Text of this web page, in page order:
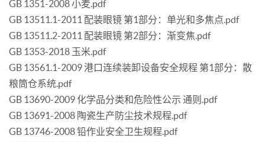
GB 1351-2008 小麦.pdf
GB 13511.1-2011 配装眼镜 第1部分：单光和多焦点.pdf
GB 13511.2-2011 配装眼镜 第2部分：渐变焦.pdf
GB 1353-2018 玉米.pdf
GB 13561.1-2009 港口连续装卸设备安全规程 第1部分：散
粮筒仓系统.pdf
GB 13690-2009 化学品分类和危险性公示 通则.pdf
GB 13691-2008 陶瓷生产防尘技术规程.pdf
GB 13746-2008 铅作业安全卫生规程.pdf